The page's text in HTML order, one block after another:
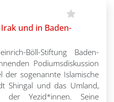
und in Baden-
Böll-Stiftung Baden-
Podiumsdiskussion
sogenannte Islamische
Shingal und das Umland,
der Yezid*innen. Seine